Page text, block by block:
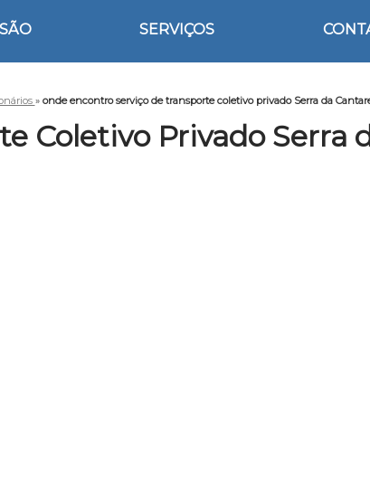
SERVIÇOS
» onde encontro serviço de transporte coletivo privado Serra da
Coletivo Privado Serra